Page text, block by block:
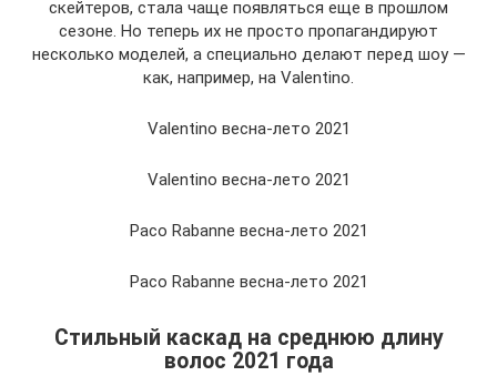
скейтеров, стала чаще появляться еще в прошлом
сезоне. Но теперь их не просто пропагандируют
несколько моделей, а специально делают перед шоу —
как, например, на Valentino.
Valentino весна-лето 2021
Valentino весна-лето 2021
Paco Rabanne весна-лето 2021
Paco Rabanne весна-лето 2021
Стильный каскад на среднюю длину
волос 2021 года